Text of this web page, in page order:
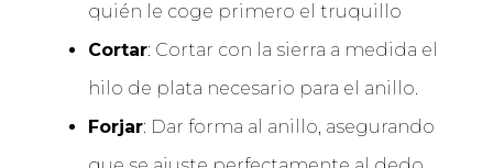
quién le coge primero el truquillo
Cortar: Cortar con la sierra a medida el
hilo de plata necesario para el anillo.
Forjar: Dar forma al anillo, asegurando